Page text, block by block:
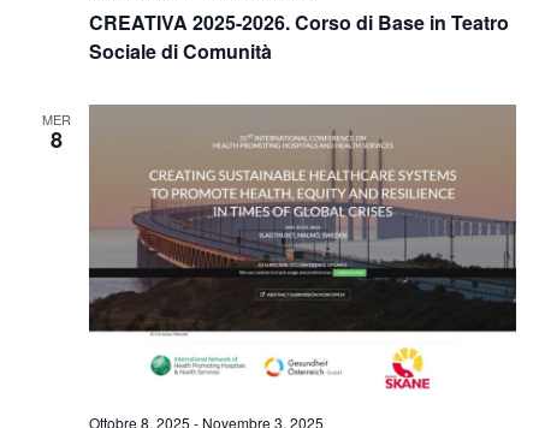
CREATIVA 2025-2026. Corso di Base in Teatro
Sociale di Comunità
MER
8
Ottobre 8, 2025 - Novembre 3, 2025